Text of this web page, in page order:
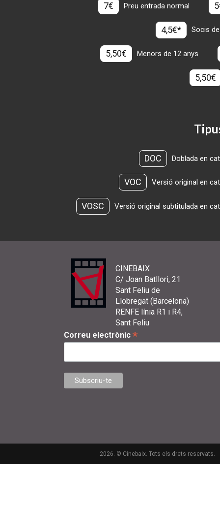
7€ Preu entrada normal
4,5€* Socis
5,50€ Menors de 12 anys
5,50€
DOC Doblada en
VOC Versió original en
VOSC Versió original subtitulada en
CINEBAIX
C/ Joan Batllori, 21
Sant Feliu de
Llobregat (Barcelona)
RENFE línia R1 i R4,
Sant Feliu
Correu electrònic *
2026. © Cinebaix. Tots els drets reservats.